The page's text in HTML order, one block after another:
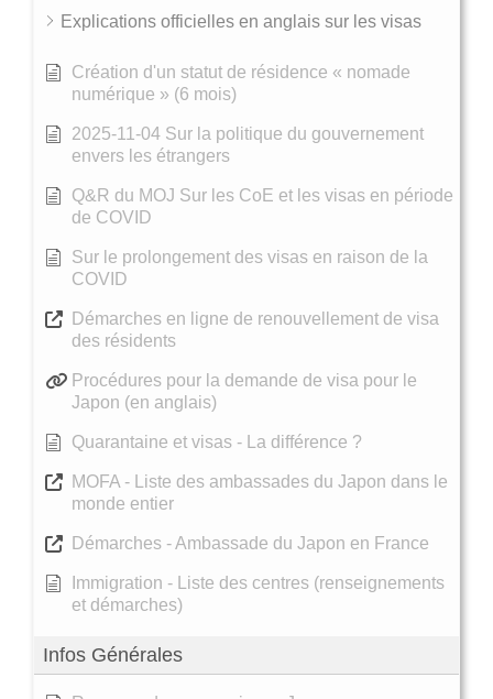
Explications officielles en anglais sur les visas
Création d'un statut de résidence « nomade
numérique » (6 mois)
2025-11-04 Sur la politique du gouvernement
envers les étrangers
Q&R du MOJ Sur les CoE et les visas en période
de COVID
Sur le prolongement des visas en raison de la
COVID
Démarches en ligne de renouvellement de visa
des résidents
Procédures pour la demande de visa pour le
Japon (en anglais)
Quarantaine et visas - La différence ?
MOFA - Liste des ambassades du Japon dans le
monde entier
Démarches - Ambassade du Japon en France
Immigration - Liste des centres (renseignements
et démarches)
Infos Générales